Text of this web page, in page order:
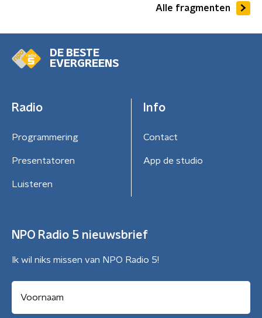
Alle fragmenten
DE BESTE
EVERGREENS
Radio
Programmering
Presentatoren
Luisteren
Info
Contact
App de studio
NPO Radio 5 nieuwsbrief
Ik wil niks missen van NPO Radio 5!